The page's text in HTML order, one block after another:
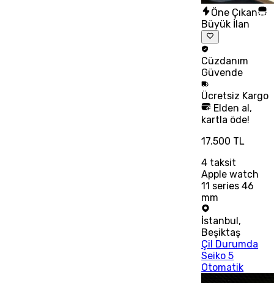
Öne Çıkan
Büyük İlan
Cüzdanım
Güvende
Ücretsiz Kargo
Elden al,
kartla öde!
17.500 TL
4 taksit
Apple watch
11 series 46
mm
İstanbul,
Beşiktaş
Çil Durumda
Seiko 5
Otomatik